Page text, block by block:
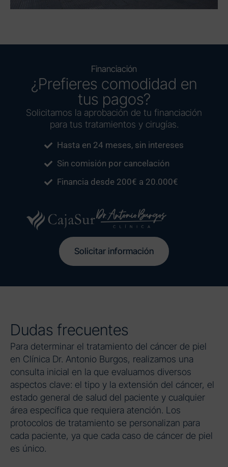
Financiación
¿Prefieres comodidad en
tus pagos?
Solicitamos la aprobación de tu financiación
para tus tratamientos y cirugías.
Hasta en 24 meses, sin intereses
Sin comisión por cancelación
Financia desde 200€ a 20.000€
Solicitar información
Dudas frecuentes
Para determinar el tratamiento del cáncer de piel
en Clínica Dr. Antonio Burgos, realizamos una
consulta inicial en la que evaluamos diversos
aspectos clave: el tipo y la extensión del cáncer, el
estado general de salud del paciente y cualquier
área específica que requiera atención. Los
protocolos de tratamiento se personalizan para
cada paciente, ya que cada caso de cáncer de piel
es único.